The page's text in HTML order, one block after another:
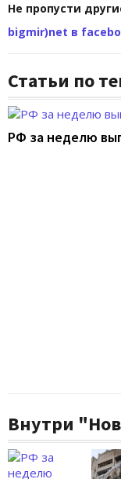
Не пропусти
bigmir)net в
Статьи по
РФ за неделю
Внутри